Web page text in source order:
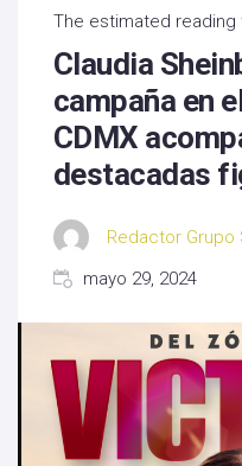
The estimated reading
Claudia
campaña en
CDMX
destacadas
Redactor Grupo
mayo 29, 2024